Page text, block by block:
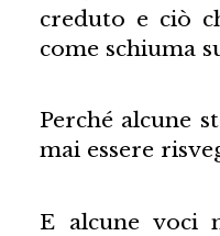
creduto e ciò
come schiuma
Perché alcune
mai essere
E alcune voci